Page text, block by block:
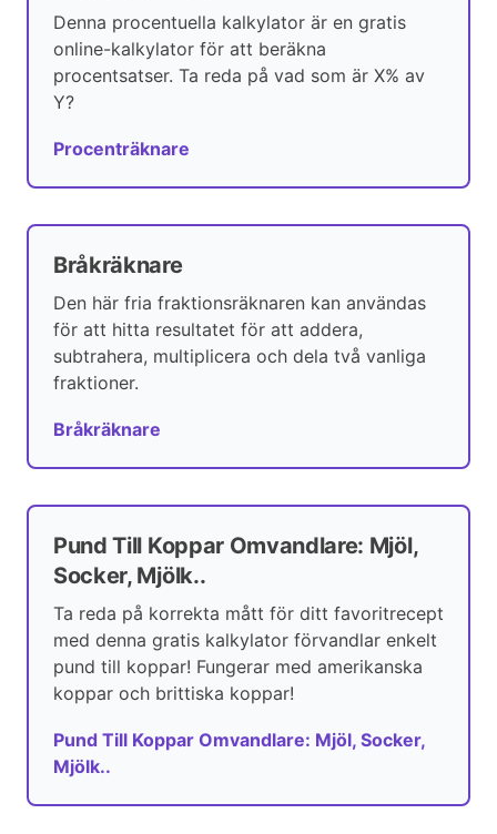
Denna procentuella kalkylator är en gratis
online-kalkylator för att beräkna
procentsatser. Ta reda på vad som är X% av
Y?
Procenträknare
Bråkräknare
Den här fria fraktionsräknaren kan användas
för att hitta resultatet för att addera,
subtrahera, multiplicera och dela två vanliga
fraktioner.
Bråkräknare
Pund Till Koppar Omvandlare: Mjöl,
Socker, Mjölk..
Ta reda på korrekta mått för ditt favoritrecept
med denna gratis kalkylator förvandlar enkelt
pund till koppar! Fungerar med amerikanska
koppar och brittiska koppar!
Pund Till Koppar Omvandlare: Mjöl, Socker,
Mjölk..